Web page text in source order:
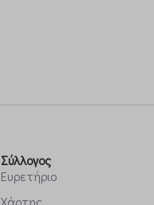
Σύλλογος
Ευρετήριο
Χάρτης